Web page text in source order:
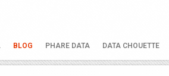
BLOG PHARE DATA DATA CHOUETTE